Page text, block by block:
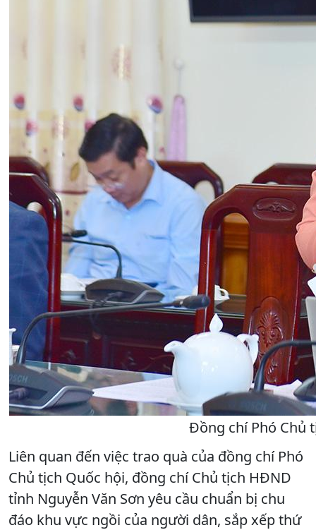
Đồng chí Phó Chủ
Liên quan đến việc trao quà của đồng chí Phó
Chủ tịch Quốc hội, đồng chí Chủ tịch HĐND
tỉnh Nguyễn Văn Sơn yêu cầu chuẩn bị chu
đáo khu vực ngồi của người dân, sắp xếp thứ